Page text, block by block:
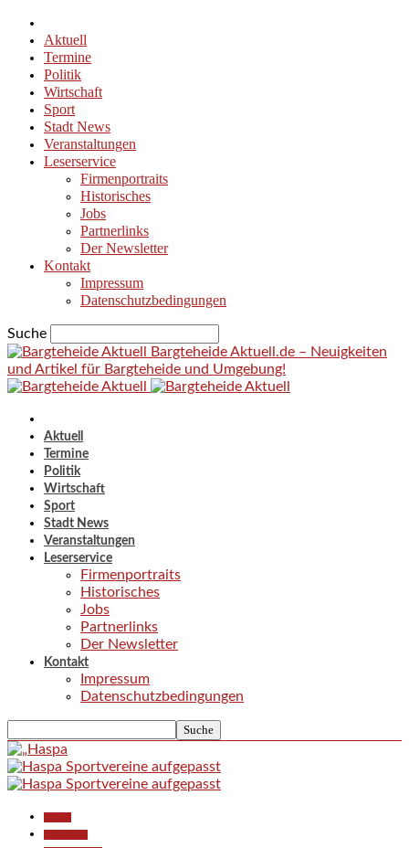
Aktuell
Termine
Politik
Wirtschaft
Sport
Stadt News
Veranstaltungen
Leserservice
Firmenportraits
Historisches
Jobs
Partnerlinks
Der Newsletter
Kontakt
Impressum
Datenschutzbedingungen
Suche
Bargteheide Aktuell.de – Neuigkeiten
und Artikel für Bargteheide und Umgebung!
Aktuell
Termine
Politik
Wirtschaft
Sport
Stadt News
Veranstaltungen
Leserservice
Firmenportraits
Historisches
Jobs
Partnerlinks
Der Newsletter
Kontakt
Impressum
Datenschutzbedingungen